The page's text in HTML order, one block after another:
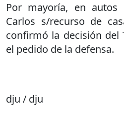
Por mayoría, en autos
Carlos s/recurso de
confirmó la decisión del
el pedido de la defensa.
dju / dju